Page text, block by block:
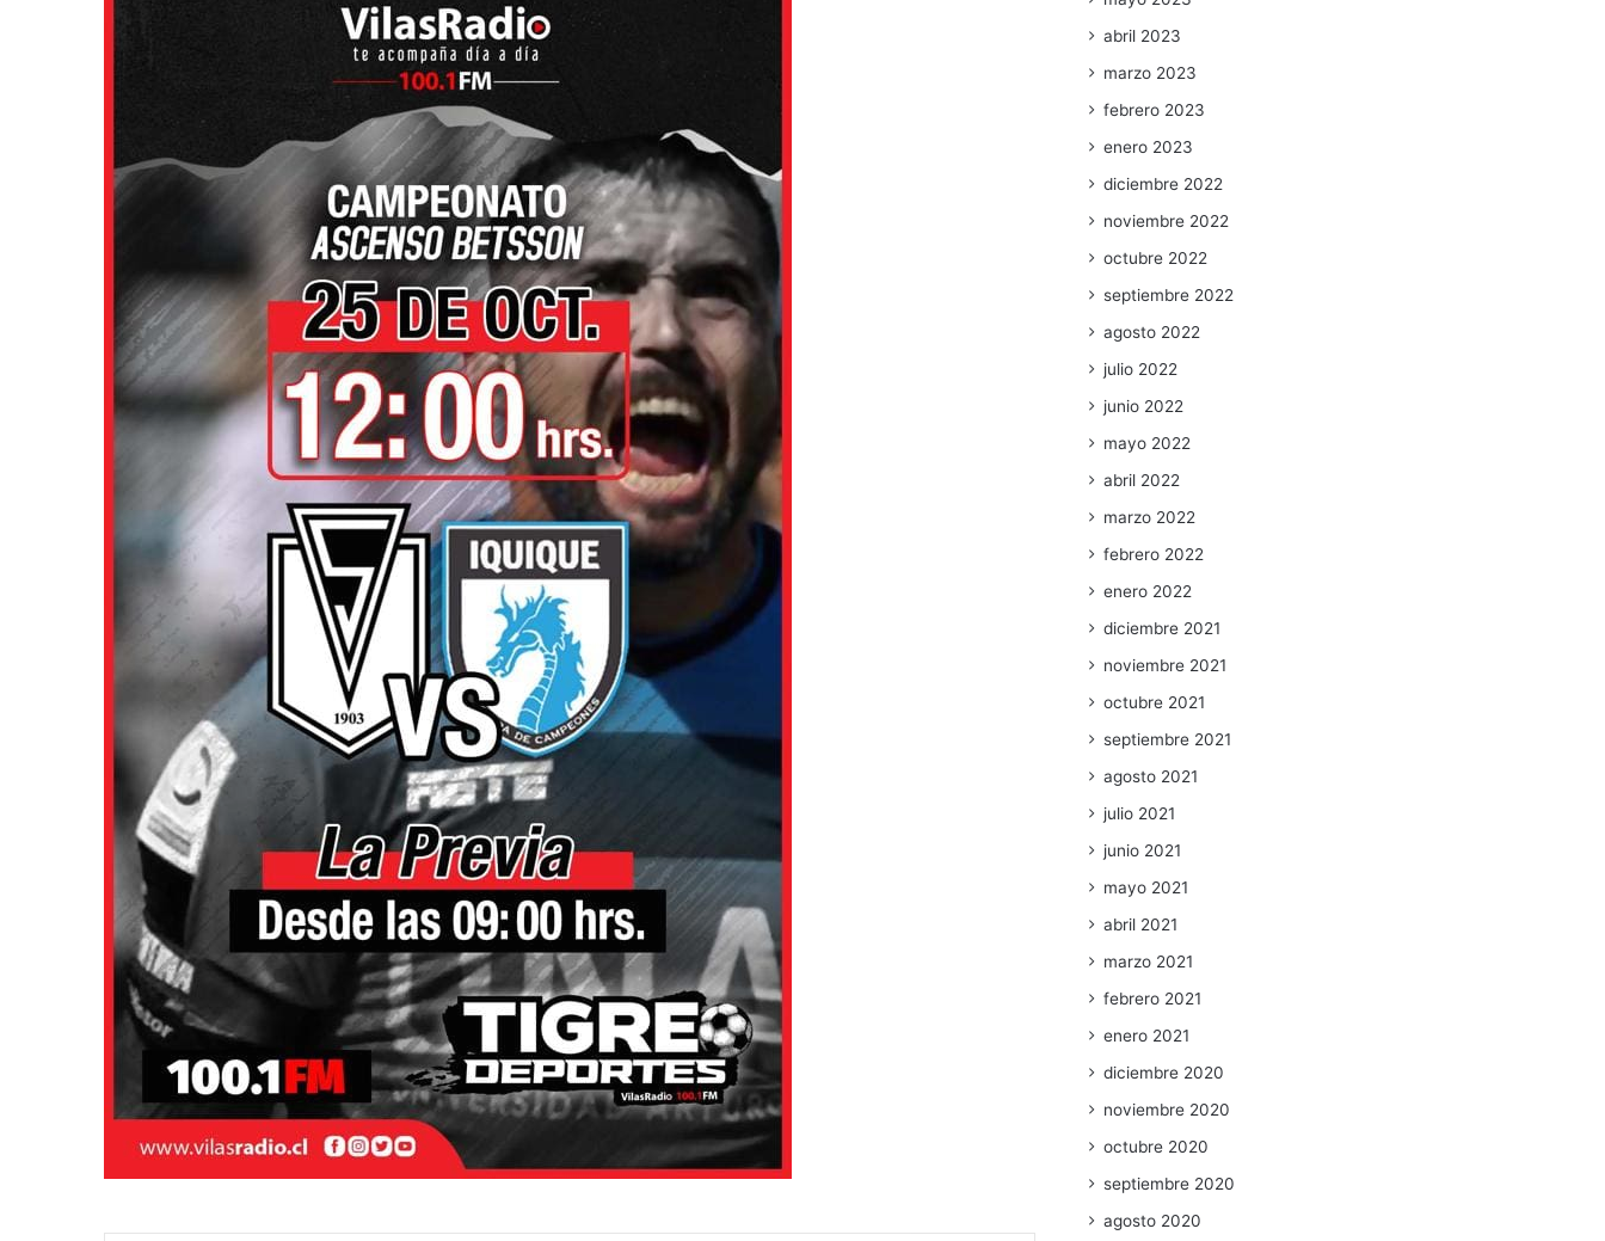
abril 2023
marzo 2023
febrero 2023
enero 2023
diciembre 2022
noviembre 2022
octubre 2022
septiembre 2022
agosto 2022
julio 2022
junio 2022
mayo 2022
abril 2022
marzo 2022
febrero 2022
enero 2022
diciembre 2021
noviembre 2021
octubre 2021
septiembre 2021
agosto 2021
julio 2021
junio 2021
mayo 2021
abril 2021
marzo 2021
febrero 2021
enero 2021
diciembre 2020
noviembre 2020
octubre 2020
septiembre 2020
agosto 2020